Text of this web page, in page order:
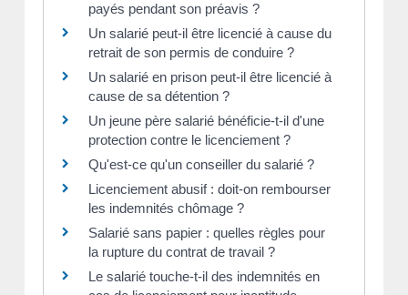
payés pendant son préavis ?
Un salarié peut-il être licencié à cause du
retrait de son permis de conduire ?
Un salarié en prison peut-il être licencié à
cause de sa détention ?
Un jeune père salarié bénéficie-t-il d'une
protection contre le licenciement ?
Qu'est-ce qu'un conseiller du salarié ?
Licenciement abusif : doit-on rembourser
les indemnités chômage ?
Salarié sans papier : quelles règles pour
la rupture du contrat de travail ?
Le salarié touche-t-il des indemnités en